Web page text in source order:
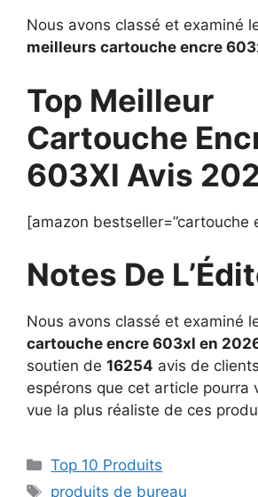
Nous avons classé et examiné
meilleurs cartouche encre
Top Meilleur
Cartouche
603Xl Avis
[amazon bestseller=”cartouche
Notes De
Nous avons classé et examiné
cartouche encre 603xl en
soutien de 16254 avis de
espérons que cet article pourra
vue la plus réaliste de ces
Top 10 Produits
produits de bureau